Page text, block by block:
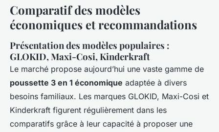
Comparatif des modèles
économiques et recommandations
Présentation des modèles populaires :
GLOKID, Maxi-Cosi, Kinderkraft
Le marché propose aujourd’hui une vaste gamme de
poussette 3 en 1 économique adaptée à divers
besoins familiaux. Les marques GLOKID, Maxi-Cosi et
Kinderkraft figurent régulièrement dans les
comparatifs grâce à leur capacité à proposer une